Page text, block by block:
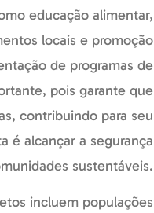
educação alimentar,
locais e promoção
de programas de
pois garante que
contribuindo para seu
é alcançar a segurança
sustentáveis.
incluem populações